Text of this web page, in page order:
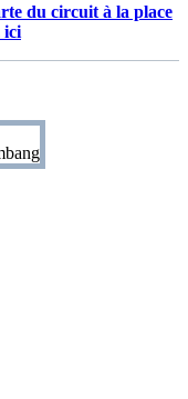
du circuit à la place
ici